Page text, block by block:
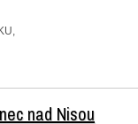
nad Nisou